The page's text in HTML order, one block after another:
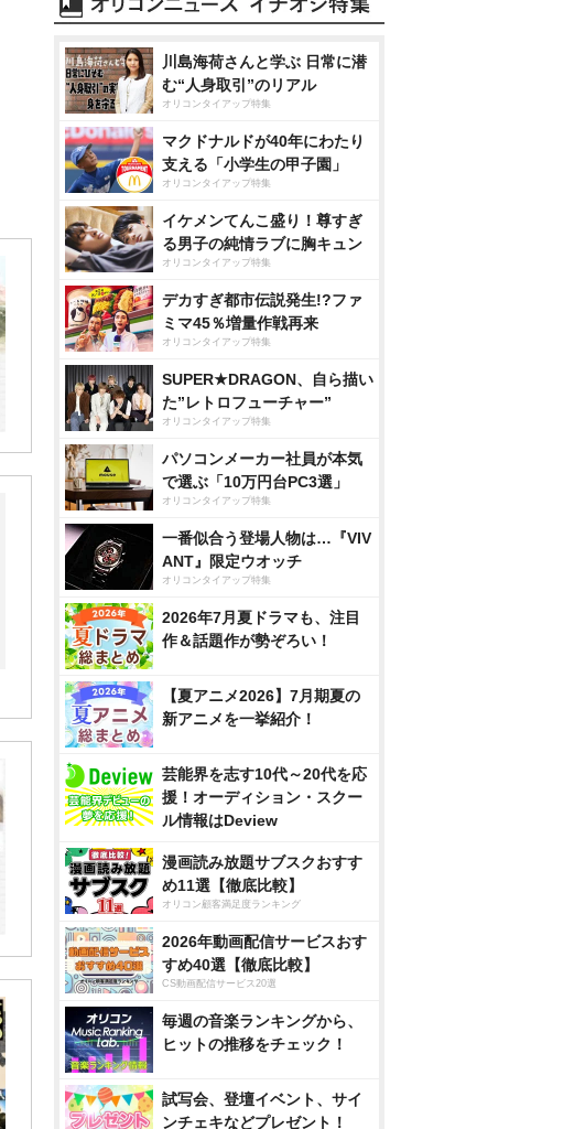
川島海荷さんと学ぶ 日常に潜
む“人身取引”のリアル
オリコンタイアップ特集
マクドナルドが40年にわたり
支える「小学生の甲子園」
オリコンタイアップ特集
イケメンてんこ盛り！尊すぎ
る男子の純情ラブに胸キュン
オリコンタイアップ特集
デカすぎ都市伝説発生!?ファ
ミマ45％増量作戦再来
オリコンタイアップ特集
SUPER★DRAGON、自ら描い
た”レトロフューチャー”
オリコンタイアップ特集
パソコンメーカー社員が本気
で選ぶ「10万円台PC3選」
オリコンタイアップ特集
一番似合う登場人物は…『VIV
ANT』限定ウオッチ
オリコンタイアップ特集
2026年7月夏ドラマも、注目
作＆話題作が勢ぞろい！
【夏アニメ2026】7月期夏の
新アニメを一挙紹介！
芸能界を志す10代～20代を応
援！オーディション・スクー
ル情報はDeview
漫画読み放題サブスクおすす
め11選【徹底比較】
オリコン顧客満足度ランキング
2026年動画配信サービスおす
すめ40選【徹底比較】
CS動画配信サービス20選
毎週の音楽ランキングから、
ヒットの推移をチェック！
試写会、登壇イベント、サイ
ンチェキなどプレゼント！